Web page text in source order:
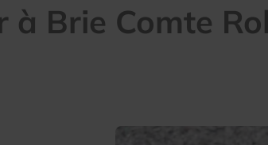
à Brie Comte